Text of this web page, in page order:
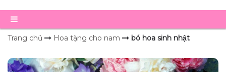
Trang chủ Hoa tặng cho nam bó hoa sinh nhật